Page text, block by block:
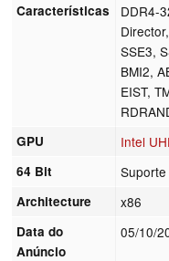
Características
DDR4-
SSE3,
BMI2,
EIST,
GPU Intel
64 Bit
Architecture x86
Data do
Anúncio
05/10/